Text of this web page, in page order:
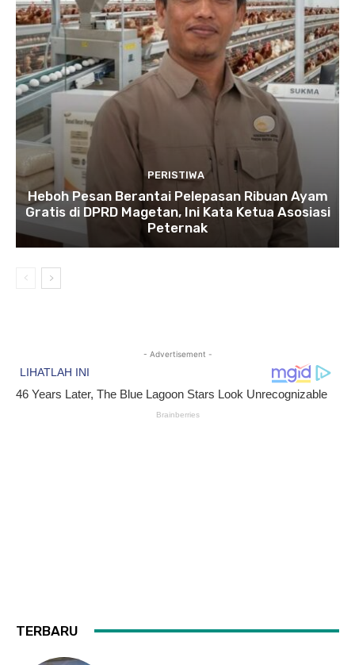
PERISTIWA
Heboh Pesan Berantai Pelepasan Ribuan Ayam
Gratis di DPRD Magetan, Ini Kata Ketua Asosiasi
Peternak
- Advertisement -
TERBARU